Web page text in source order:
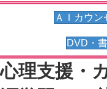
ＡＩカウン
DVD・
心理支援・